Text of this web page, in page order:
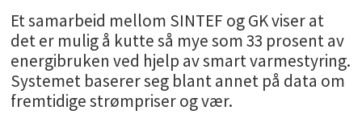
Et samarbeid mellom SINTEF og GK viser at
det er mulig å kutte så mye som 33 prosent av
energibruken ved hjelp av smart varmestyring.
Systemet baserer seg blant annet på data om
fremtidige strømpriser og vær.